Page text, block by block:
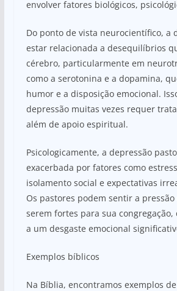
envolver fatores biológicos,
Do ponto de vista neurocientífico, a
estar relacionada a desequilíbrios
cérebro, particularmente em
como a serotonina e a dopamina,
humor e a disposição emocional.
depressão muitas vezes requer
além de apoio espiritual.
Psicologicamente, a depressão
exacerbada por fatores como
isolamento social e expectativas
Os pastores podem sentir a
serem fortes para sua
a um desgaste emocional
Exemplos bíblicos
Na Bíblia, encontramos exemplos